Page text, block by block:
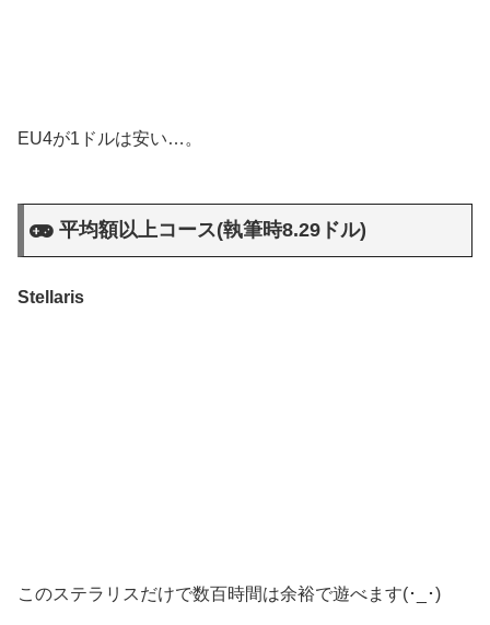
EU4が1ドルは安い…。
平均額以上コース(執筆時8.29ドル)
Stellaris
このステラリスだけで数百時間は余裕で遊べます(･_･)